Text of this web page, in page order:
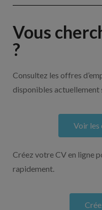
Vous
?
Consultez les offres
disponibles
Voir
Créez votre CV en ligne
rapidement.